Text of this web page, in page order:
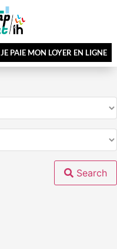
JE PAIE MON LOYER EN LIGNE
Search